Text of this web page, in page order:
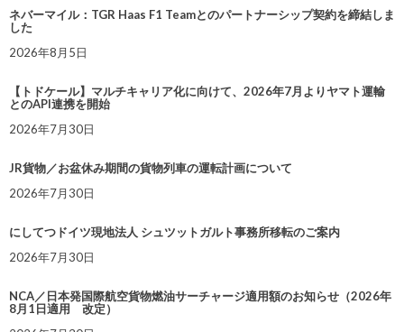
ネバーマイル：TGR Haas F1 Teamとのパートナーシップ契約を締結しま
した
2026年8月5日
【トドケール】マルチキャリア化に向けて、2026年7月よりヤマト運輸
とのAPI連携を開始
2026年7月30日
JR貨物／お盆休み期間の貨物列車の運転計画について
2026年7月30日
にしてつドイツ現地法人 シュツットガルト事務所移転のご案内
2026年7月30日
NCA／日本発国際航空貨物燃油サーチャージ適用額のお知らせ（2026年
8月1日適用 改定）